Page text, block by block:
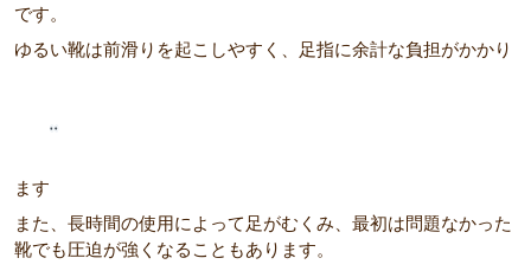
です。
ゆるい靴は前滑りを起こしやすく、足指に余計な負担がかかり
ます
また、長時間の使用によって足がむくみ、最初は問題なかった
靴でも圧迫が強くなることもあります。